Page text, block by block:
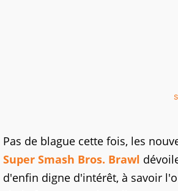
Pas de blague cette fois, les
Super Smash Bros. Brawl
d'enfin digne d'intérêt, à savoir